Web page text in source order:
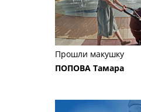
Прошли макушку
ПОПОВА Тамара